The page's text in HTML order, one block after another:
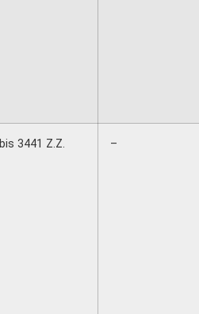
bis 3441 Z.Z. –